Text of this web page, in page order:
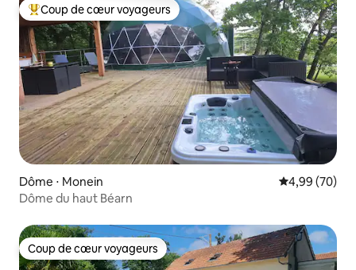
Coups de cœur voyageurs les plus appréciés
Coup de cœur voyageurs
Dôme ⋅ Monein Évaluation
4,99 (70)
Dôme du haut Béarn
Coup de cœur voyageurs
Coup de cœur voyageurs